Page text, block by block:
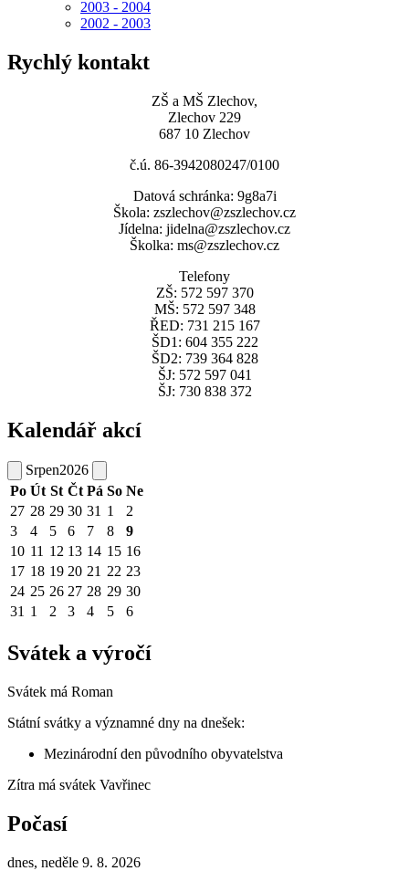
2003 - 2004
2002 - 2003
Rychlý kontakt
ZŠ a MŠ Zlechov,
Zlechov 229
687 10 Zlechov
č.ú. 86-3942080247/0100
Datová schránka: 9g8a7i
Škola: zszlechov@zszlechov.cz
Jídelna: jidelna@zszlechov.cz
Školka: ms@zszlechov.cz
Telefony
ZŠ: 572 597 370
MŠ: 572 597 348
ŘED: 731 215 167
ŠD1: 604 355 222
ŠD2: 739 364 828
ŠJ: 572 597 041
ŠJ: 730 838 372
Kalendář akcí
Srpen2026
Po Út St Čt Pá So Ne
27 28 29 30 31 1
2
3
4 5 6 7 8
9
10 11 12 13 14 15 16
17 18 19 20 21 22 23
24 25 26 27 28 29 30
31 1 2 3 4 5 6
Svátek a výročí
Svátek má Roman
Státní svátky a významné dny na dnešek:
Mezinárodní den původního obyvatelstva
Zítra má svátek Vavřinec
Počasí
dnes, neděle 9. 8. 2026